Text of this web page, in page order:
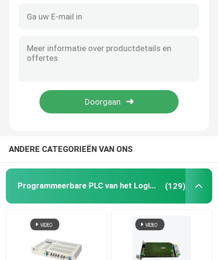
ANDERE CATEGORIEËN VAN ONS
Programmeerbare PLC van het Logicacontrolemechanisme (129)